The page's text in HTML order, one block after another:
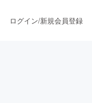
ログイン/新規会員登録